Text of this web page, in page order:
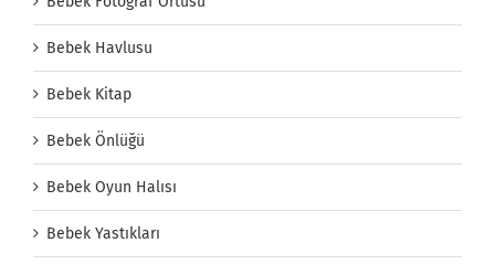
Bebek Havlusu
Bebek Kitap
Bebek Önlüğü
Bebek Oyun Halısı
Bebek Yastıkları